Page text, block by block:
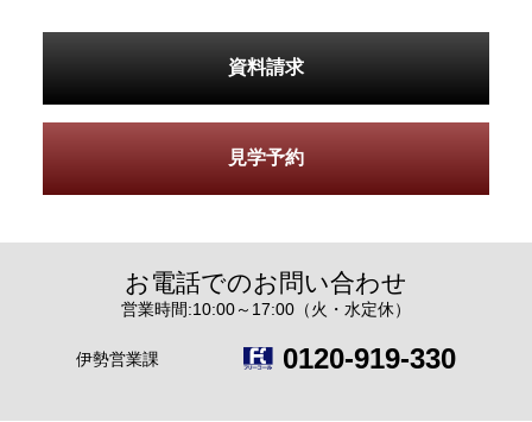
資料請求
見学予約
お電話でのお問い合わせ
営業時間:10:00～17:00（火・水定休）
伊勢営業課 0120-919-330